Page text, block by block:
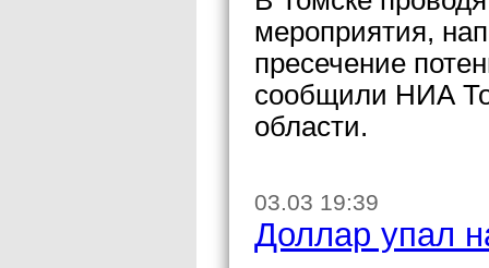
мероприятия,
пресечение
сообщили НИА
области.
03.03 19:39
Доллар упал